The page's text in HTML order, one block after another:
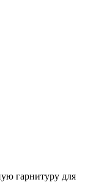
гарнитуру для